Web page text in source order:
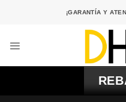
¡GARANTÍA Y